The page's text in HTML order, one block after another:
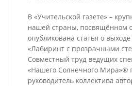
В «Учительской газете» –
нашей страны, посвящённом
опубликована статья о выходе
«Лабиринт с прозрачными
Совместный труд ведущих
«Нашего Солнечного Мира»®
руководитель коллектива